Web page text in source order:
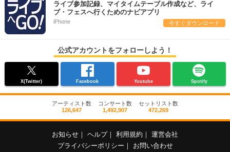
ライブ参加記録、マイタイムテーブル作成など、ライ
ブ・フェスへ行くためのナビアプリ
iPhone 今すぐダウンロード
公式アカウントをフォローしよう！
X(Twitter) Facebook Youtube Spotify
アーティスト数
126,647
コンサート数
1,492,907
セットリスト数
472,269
お知らせ ヘルプ 利用規約
運営会社
プライバシーポリシー
お問い合わせ